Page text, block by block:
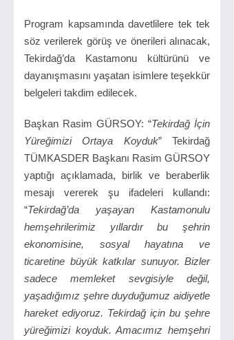
Program kapsamında davetlilere tek tek
söz verilerek görüş ve önerileri alınacak,
Tekirdağ’da Kastamonu kültürünü ve
dayanışmasını yaşatan isimlere teşekkür
belgeleri takdim edilecek.
Başkan Rasim GÜRSOY: “Tekirdağ İçin
Yüreğimizi Ortaya Koyduk” Tekirdağ
TÜMKASDER Başkanı Rasim GÜRSOY
yaptığı açıklamada, birlik ve beraberlik
mesajı vererek şu ifadeleri kullandı:
“Tekirdağ’da yaşayan Kastamonulu
hemşehrilerimiz yıllardır bu şehrin
ekonomisine, sosyal hayatına ve
ticaretine büyük katkılar sunuyor. Bizler
sadece memleket sevgisiyle değil,
yaşadığımız şehre duyduğumuz aidiyetle
hareket ediyoruz. Tekirdağ için bu şehre
yüreğimizi koyduk. Amacımız hemşehri